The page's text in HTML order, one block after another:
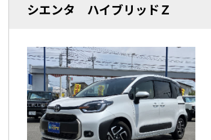
シエンタ ハイブリッドＺ